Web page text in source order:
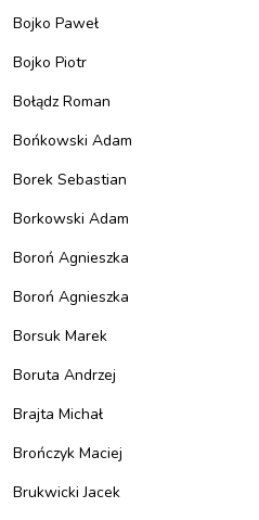
Bojko Paweł
Bojko Piotr
Bołądz Roman
Bońkowski Adam
Borek Sebastian
Borkowski Adam
Boroń Agnieszka
Boroń Agnieszka
Borsuk Marek
Boruta Andrzej
Brajta Michał
Brończyk Maciej
Brukwicki Jacek